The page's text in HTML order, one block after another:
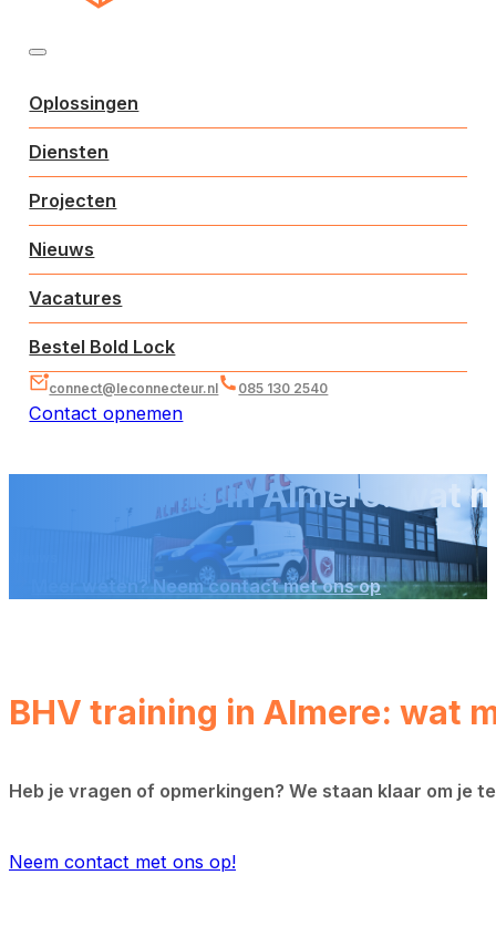
Oplossingen
Diensten
Projecten
Nieuws
Vacatures
Bestel Bold Lock
connect@leconnecteur.nl 085 130 2540
Contact opnemen
BHV training in Almere: wat
Meer weten? Neem contact met ons op
BHV training in Almere: wat
Heb je vragen of opmerkingen? We staan klaar om je
Neem contact met ons op!